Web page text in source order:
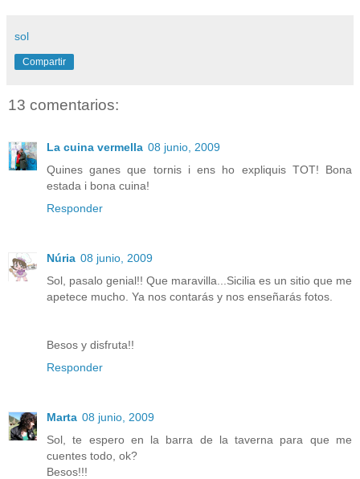
sol
Compartir
13 comentarios:
La cuina vermella 08 junio, 2009
Quines ganes que tornis i ens ho expliquis TOT! Bona
estada i bona cuina!
Responder
Núria 08 junio, 2009
Sol, pasalo genial!! Que maravilla...Sicilia es un sitio que me
apetece mucho. Ya nos contarás y nos enseñarás fotos.
Besos y disfruta!!
Responder
Marta 08 junio, 2009
Sol, te espero en la barra de la taverna para que me
cuentes todo, ok?
Besos!!!